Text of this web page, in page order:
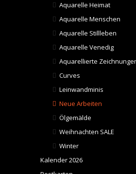
Aquarelle Heimat
Aquarelle Menschen
Aquarelle Stillleben
Aquarelle Venedig
Aquarellierte
Curves
Leinwandminis
Neue Arbeiten
Ölgemälde
Weihnachten SALE
Winter
Kalender 2026